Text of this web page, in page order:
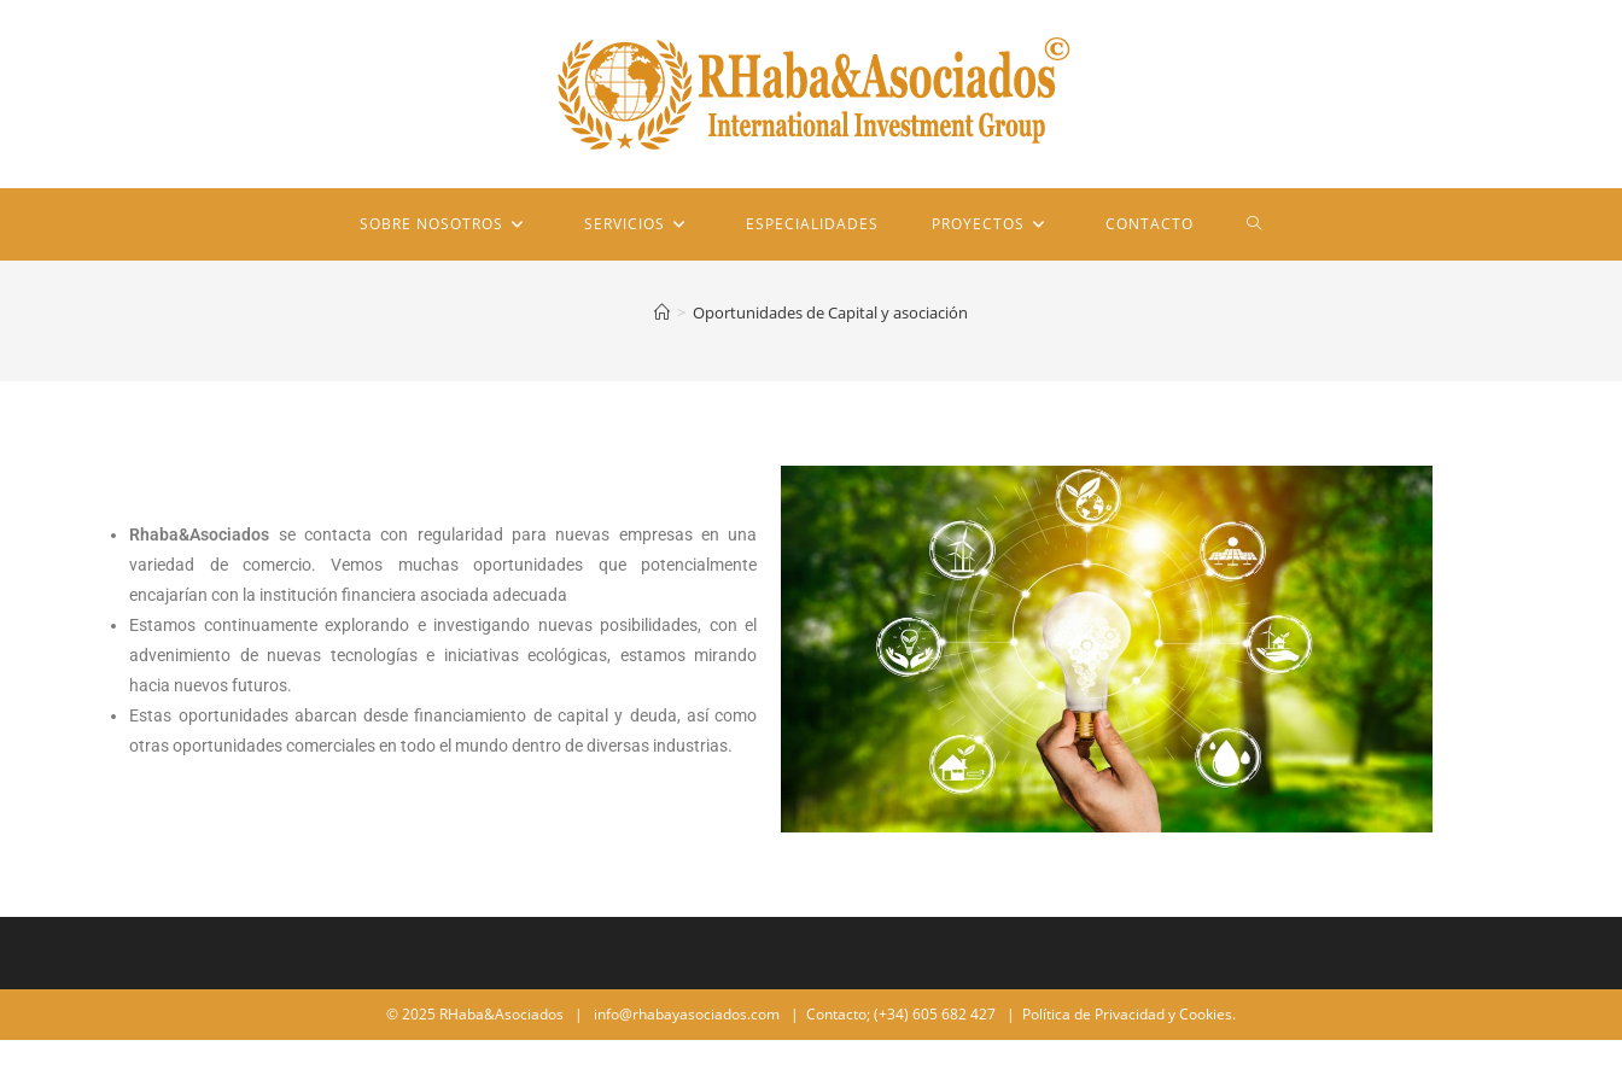
SOBRE NOSOTROS SERVICIOS ESPECIALIDADES PROYECTOS CONTACTO
> Oportunidades de Capital y asociación
Rhaba&Asociados se contacta con regularidad para nuevas empresas en una
variedad de comercio. Vemos muchas oportunidades que potencialmente
encajarían con la institución financiera asociada adecuada
Estamos continuamente explorando e investigando nuevas posibilidades, con el
advenimiento de nuevas tecnologías e iniciativas ecológicas, estamos mirando
hacia nuevos futuros.
Estas oportunidades abarcan desde financiamiento de capital y deuda, así como
otras oportunidades comerciales en todo el mundo dentro de diversas industrias.
© 2025 RHaba&Asociados | info@rhabayasociados.com | Contacto; (+34) 605 682 427 | Política de Privacidad y Cookies.